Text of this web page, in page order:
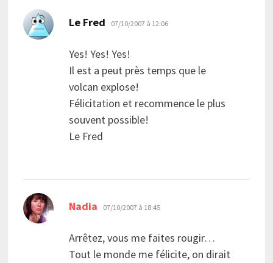
Le Fred dit :
07/10/2007 à 12:06
Yes! Yes! Yes!
Il est a peut près temps que le
volcan explose!
Félicitation et recommence le plus
souvent possible!
Le Fred
Nadia dit :
07/10/2007 à 18:45
Arrêtez, vous me faites rougir…
Tout le monde me félicite, on dirait